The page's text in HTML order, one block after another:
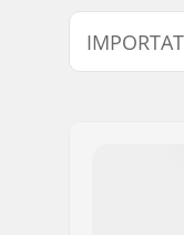
Taille de